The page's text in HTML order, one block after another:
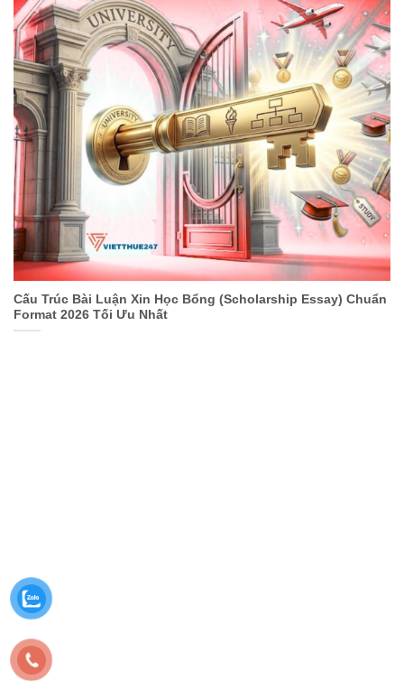
Cấu Trúc Bài Luận Xin Học Bổng (Scholarship Essay) Chuẩn
Format 2026 Tối Ưu Nhất